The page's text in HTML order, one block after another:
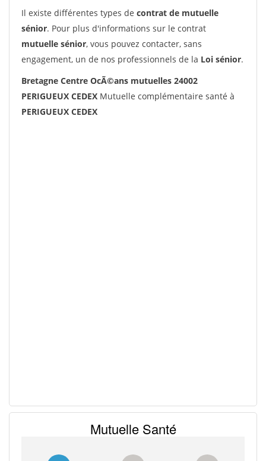
Il existe différentes types de contrat de mutuelle
sénior. Pour plus d'informations sur le contrat
mutuelle sénior, vous pouvez contacter, sans
engagement, un de nos professionnels de la Loi sénior.
Bretagne Centre OcÃ©ans mutuelles 24002
PERIGUEUX CEDEX Mutuelle complémentaire santé à
PERIGUEUX CEDEX